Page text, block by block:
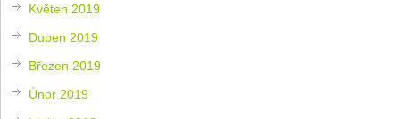
Květen 2019
Duben 2019
Březen 2019
Únor 2019